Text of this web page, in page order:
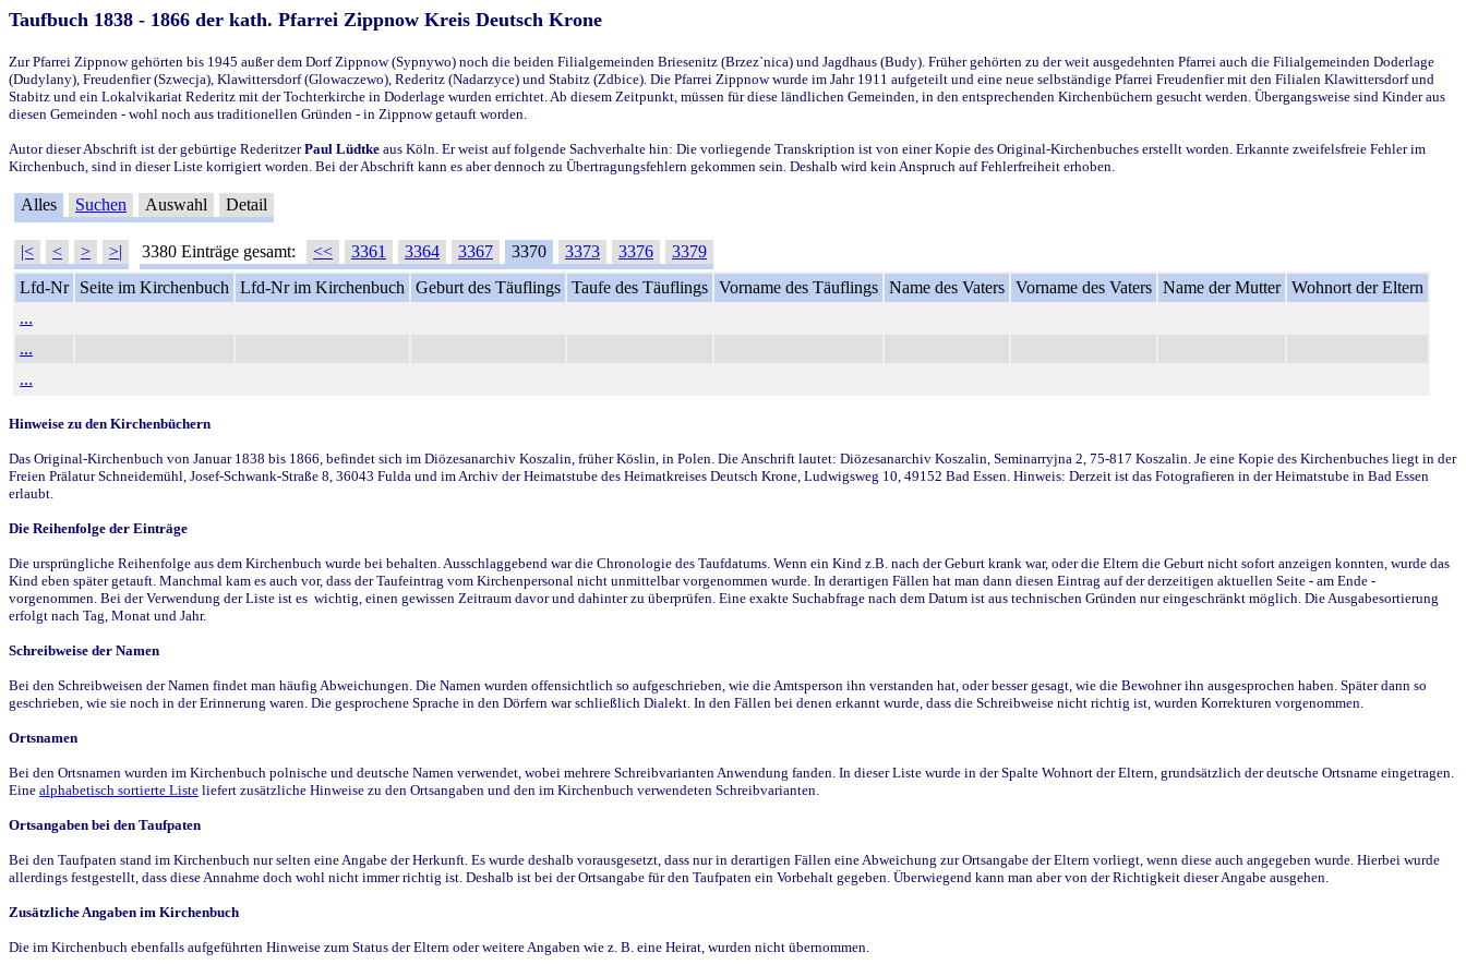
Taufbuch 1838 - 1866 der kath. Pfarrei Zippnow Kreis Deutsch Krone
Zur Pfarrei Zippnow gehörten bis 1945 außer dem Dorf Zippnow (Sypnywo) noch die beiden Filialgemeinden Briesenitz (Brzez`nica) und Jagdhaus (Budy). Früher gehörten zu der weit ausgedehnten Pfarrei auch die Filialgemeinden Doderlage
(Dudylany), Freudenfier (Szwecja), Klawittersdorf (Glowaczewo), Rederitz (Nadarzyce) und Stabitz (Zdbice). Die Pfarrei Zippnow wurde im Jahr 1911 aufgeteilt und eine neue selbständige Pfarrei Freudenfier mit den Filialen Klawittersdorf und
Stabitz und ein Lokalvikariat Rederitz mit der Tochterkirche in Doderlage wurden errichtet. Ab diesem Zeitpunkt, müssen für diese ländlichen Gemeinden, in den entsprechenden Kirchenbüchern gesucht werden. Übergangsweise sind Kinder aus
diesen Gemeinden - wohl noch aus traditionellen Gründen - in Zippnow getauft worden.
Autor dieser Abschrift ist der gebürtige RederitzerPaul Lüdtke aus Köln. Er weist auf folgende Sachverhalte hin: Die vorliegende Transkription ist von einer Kopie des Original-Kirchenbuches erstellt worden. Erkannte zweifelsfreie Fehler im
Kirchenbuch, sind in dieser Liste korrigiert worden. Bei der Abschrift kann es aber dennoch zu Übertragungsfehlern gekommen sein. Deshalb wird kein Anspruch auf Fehlerfreiheit erhoben.
Alles Suchen Auswahl Detail
|< < > >| 3380 Einträge gesamt: << 3361 3364 3367 3370 3373 3376
3379
Lfd-Nr
Seite im Kirchenbuch Lfd-Nr im Kirchenbuch Geburt des Täuflings Taufe des Täuflings Vorname des Täuflings Name des Vaters Vorname des Vaters Name der Mutter Wohnort der Eltern
...
...
...
Hinweise zu den Kirchenbüchern
Das Original-Kirchenbuch von Januar 1838 bis 1866, befindet sich im Diözesanarchiv Koszalin, früher Köslin, in Polen. Die Anschrift lautet: Diözesanarchiv Koszalin, Seminarryjna 2, 75-817 Koszalin. Je eine Kopie des Kirchenbuches liegt in der
Freien Prälatur Schneidemühl, Josef-Schwank-Straße 8, 36043 Fulda und im Archiv der Heimatstube des Heimatkreises Deutsch Krone, Ludwigsweg 10, 49152 Bad Essen. Hinweis: Derzeit ist das Fotografieren in der Heimatstube in Bad Essen
erlaubt.
Die Reihenfolge der Einträge
Die ursprüngliche Reihenfolge aus dem Kirchenbuch wurde bei behalten. Ausschlaggebend war die Chronologie des Taufdatums. Wenn ein Kind z.B. nach der Geburt krank war, oder die Eltern die Geburt nicht sofort anzeigen konnten, wurde das
Kind eben später getauft. Manchmal kam es auch vor, dass der Taufeintrag vom Kirchenpersonal nicht unmittelbar vorgenommen wurde. In derartigen Fällen hat man dann diesen Eintrag auf der derzeitigen aktuellen Seite - am Ende -
vorgenommen. Bei der Verwendung der Liste ist es wichtig, einen gewissen Zeitraum davor und dahinter zu überprüfen. Eine exakte Suchabfrage nach dem Datum ist aus technischen Gründen nur eingeschränkt möglich. Die Ausgabesortierung
erfolgt nach Tag, Monat und Jahr.
Schreibweise der Namen
Bei den Schreibweisen der Namen findet man häufig Abweichungen. Die Namen wurden offensichtlich so aufgeschrieben, wie die Amtsperson ihn verstanden hat, oder besser gesagt, wie die Bewohner ihn ausgesprochen haben. Später dann so
geschrieben, wie sie noch in der Erinnerung waren. Die gesprochene Sprache in den Dörfern war schließlich Dialekt. In den Fällen bei denen erkannt wurde, dass die Schreibweise nicht richtig ist, wurden Korrekturen vorgenommen.
Ortsnamen
Bei den Ortsnamen wurden im Kirchenbuch polnische und deutsche Namen verwendet, wobei mehrere Schreibvarianten Anwendung fanden. In dieser Liste wurde in der Spalte Wohnort der Eltern, grundsätzlich der deutsche Ortsname eingetragen.
Eine alphabetisch sortierte Liste liefert zusätzliche Hinweise zu den Ortsangaben und den im Kirchenbuch verwendeten Schreibvarianten.
Ortsangaben bei den Taufpaten
Bei den Taufpaten stand im Kirchenbuch nur selten eine Angabe der Herkunft. Es wurde deshalb vorausgesetzt, dass nur in derartigen Fällen eine Abweichung zur Ortsangabe der Eltern vorliegt, wenn diese auch angegeben wurde. Hierbei wurde
allerdings festgestellt, dass diese Annahme doch wohl nicht immer richtig ist. Deshalb ist bei der Ortsangabe für den Taufpaten ein Vorbehalt gegeben. Überwiegend kann man aber von der Richtigkeit dieser Angabe ausgehen.
Zusätzliche Angaben im Kirchenbuch
Die im Kirchenbuch ebenfalls aufgeführten Hinweise zum Status der Eltern oder weitere Angaben wie z. B. eine Heirat, wurden nicht übernommen.